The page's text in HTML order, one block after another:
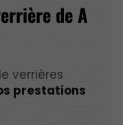
de A
verrières
prestations